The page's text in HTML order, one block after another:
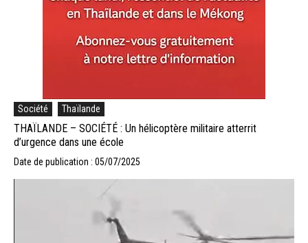
Société Thaïlande
THAÏLANDE – SOCIÉTÉ : Un hélicoptère militaire atterrit
d’urgence dans une école
Date de publication : 05/07/2025